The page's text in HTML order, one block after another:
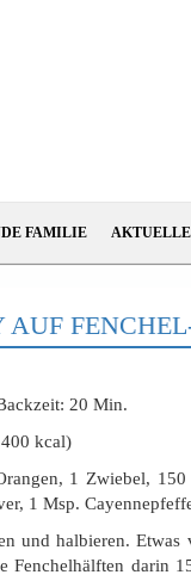
FAMILIE
20 Min.
kcal)
1 Zwiebel,
1 Msp.
und halbieren.
Fenchelhälften darin